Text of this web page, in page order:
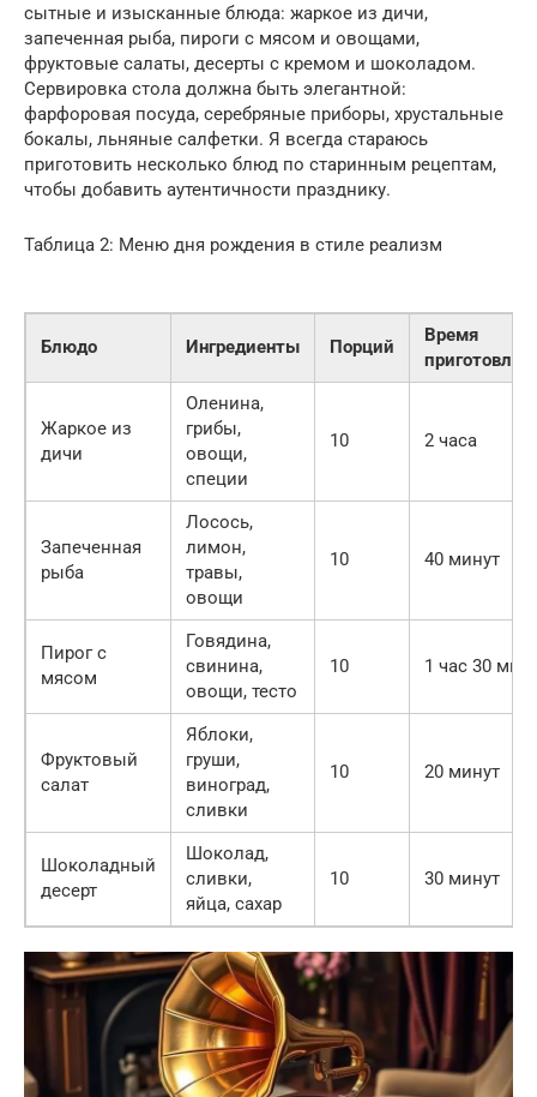
сытные и изысканные блюда: жаркое из дичи,
запеченная рыба, пироги с мясом и овощами,
фруктовые салаты, десерты с кремом и шоколадом.
Сервировка стола должна быть элегантной:
фарфоровая посуда, серебряные приборы, хрустальные
бокалы, льняные салфетки. Я всегда стараюсь
приготовить несколько блюд по старинным рецептам,
чтобы добавить аутентичности празднику.
Таблица 2: Меню дня рождения в стиле реализм
Блюдо Ингредиенты Порций
Время
Жаркое из
дичи
Оленина,
грибы,
овощи,
специи
10 2 часа
Запеченная
рыба
Лосось,
лимон,
травы,
овощи
10 40 минут
Пирог с
мясом
Говядина,
свинина,
овощи, тесто
10 1 час 30
Фруктовый
салат
Яблоки,
груши,
виноград,
сливки
10 20 минут
Шоколадный
десерт
Шоколад,
сливки,
яйца, сахар
10 30 минут